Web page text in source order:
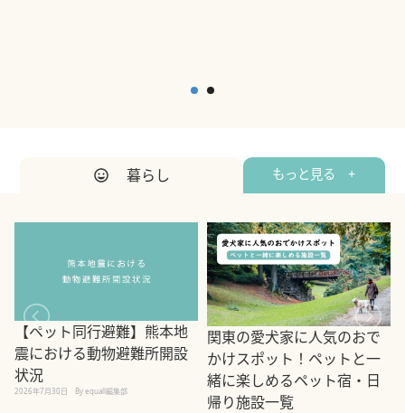
暮らし もっと見る +
【ペット同行避難】熊本地
震における動物避難所開設
状況
2026年7月30日 By equall編集部
関東の愛犬家に人気のおで
かけスポット！ペットと一
緒に楽しめるペット宿・日
帰り施設一覧